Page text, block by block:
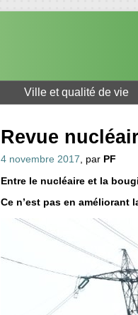
Ville et qualité de vie
Revue
4 novembre 2017, par PF
Entre le nucléaire et la
Ce n’est pas en améliorant